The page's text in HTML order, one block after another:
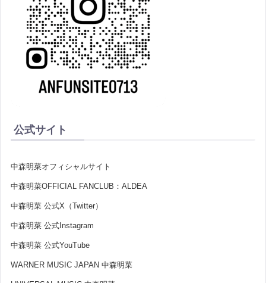
公式サイト
中森明菜オフィシャルサイト
中森明菜OFFICIAL FANCLUB：ALDEA
中森明菜 公式X（Twitter）
中森明菜 公式Instagram
中森明菜 公式YouTube
WARNER MUSIC JAPAN 中森明菜